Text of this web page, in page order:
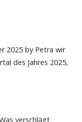
2025 by Petra wir
des Jahres 2025,
verschlägt